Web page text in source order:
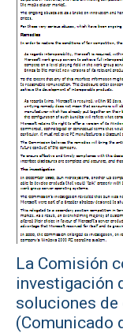
La Comisión
investigación
soluciones de
(Comunicado